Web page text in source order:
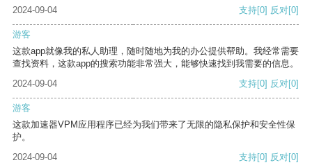
2024-09-04 支持[0] 反对[0]
游客
这款app就像我的私人助理，随时随地为我的办公提供帮助。我经常需要
查找资料，这款app的搜索功能非常强大，能够快速找到我需要的信息。
2024-09-04
支持[0] 反对[0]
游客
这款加速器VPM应用程序已经为我们带来了无限的隐私保护和安全性保
护。
2024-09-04
支持[0] 反对[0]